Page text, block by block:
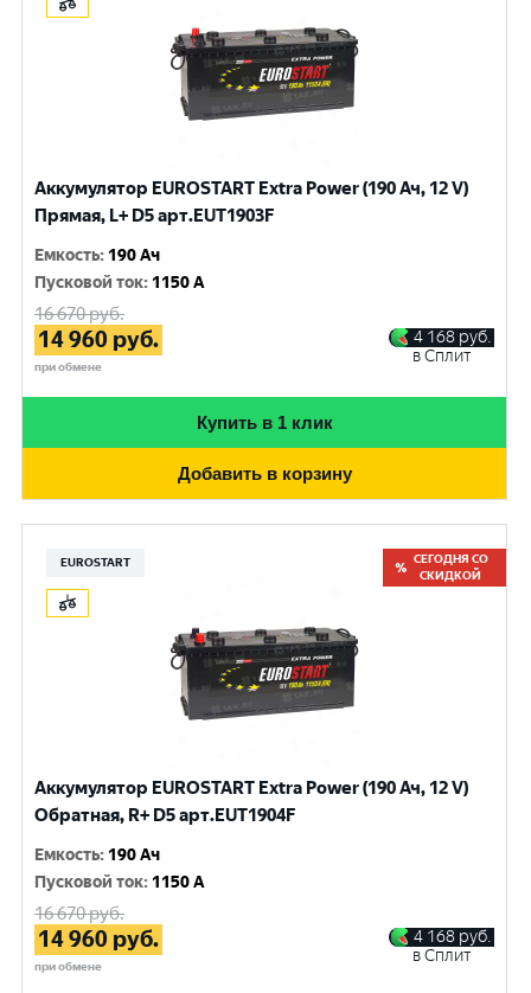
Аккумулятор EUROSTART Extra Power (190 Ач, 12 V)
Прямая, L+ D5 арт.EUT1903F
Емкость: 190 Ач
Пусковой ток: 1150 A
16 670руб.
14 960 руб.
при обмене
4 168 руб.
в Сплит
Купить в 1 клик
Добавить в корзину
EUROSTART
СЕГОДНЯ СО
СКИДКОЙ
Аккумулятор EUROSTART Extra Power (190 Ач, 12 V)
Обратная, R+ D5 арт.EUT1904F
Емкость: 190 Ач
Пусковой ток: 1150 A
16 670руб.
14 960 руб.
при обмене
4 168 руб.
в Сплит